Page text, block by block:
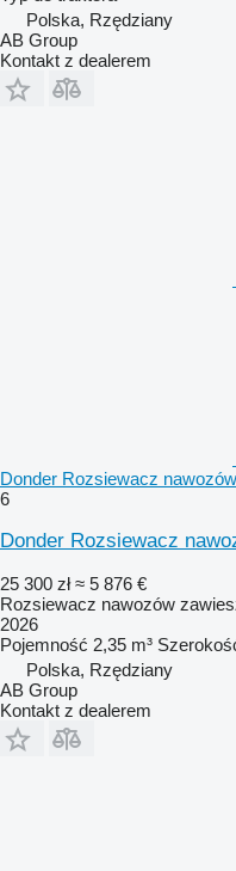
Polska, Rzędziany
AB Group
Kontakt z dealerem
Donder Rozsiewacz
6
Donder Rozsiewacz
25 300 zł ≈ 5 876 €
Rozsiewacz nawozów
2026
Pojemność 2,35 m³
Polska, Rzędziany
AB Group
Kontakt z dealerem